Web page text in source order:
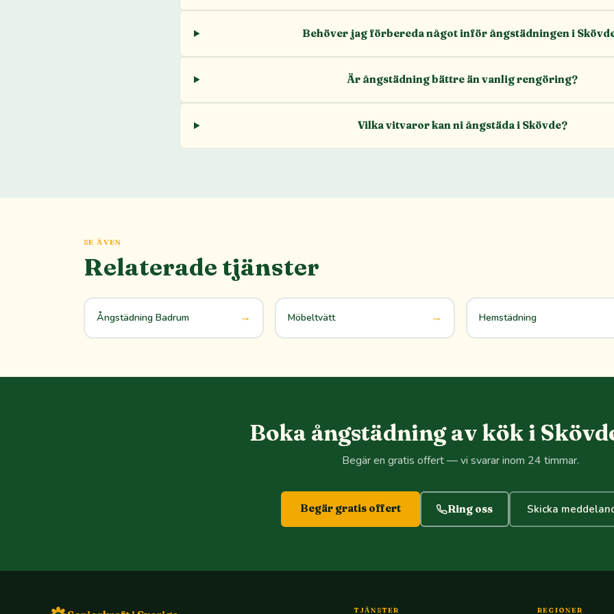
Behöver jag förbereda något inför ångstädningen i
Är ångstädning bättre än vanlig rengöring?
Vilka vitvaror kan ni ångstäda i Skövde?
SE ÄVEN
Relaterade tjänster
Ångstädning Badrum → Möbeltvätt → Hemstädning
Boka ångstädning av kök i
Begär en gratis offert — vi svarar inom 24 timmar.
Begär gratis offert Ring oss Skicka
TJÄNSTER REGIONER